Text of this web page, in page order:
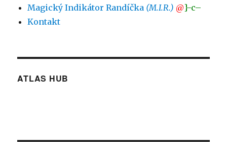
Magický Indikátor Randíčka (M.I.R.) @}-c–
Kontakt
ATLAS HUB